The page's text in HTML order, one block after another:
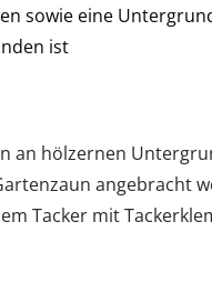
sowie eine
ist
an hölzernen
angebracht
Tacker mit